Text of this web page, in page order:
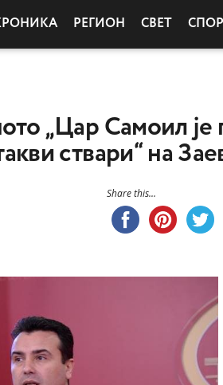
РЕГИОН СВЕТ
„Цар Самоил
ствари“ на
Share this...